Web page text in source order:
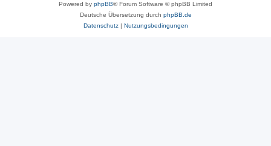
Powered by phpBB® Forum Software © phpBB Limited
Deutsche Übersetzung durch phpBB.de
Datenschutz| Nutzungsbedingungen